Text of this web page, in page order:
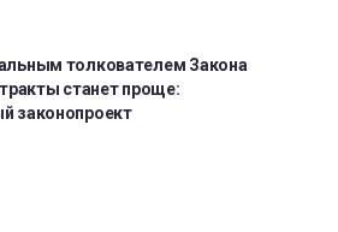
толкователем Закона
станет проще:
законопроект